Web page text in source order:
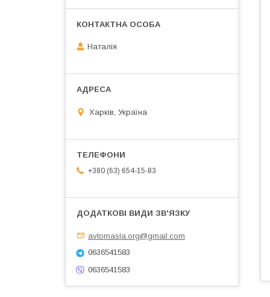
Наталія
Харків, Україна
+380 (63) 654-15-83
avtomasla.org@gmail.com
0636541583
0636541583